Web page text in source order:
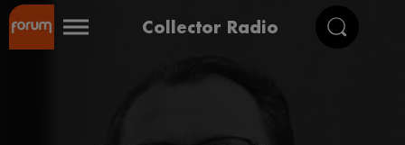
Collector Radio